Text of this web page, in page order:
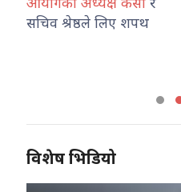
सचिव श्रेष्ठले लिए शपथ
विशेष भिडियो